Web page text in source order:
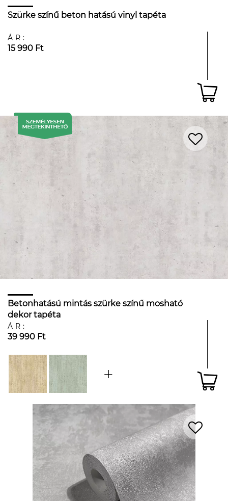
Szürke színű beton hatású vinyl tapéta
ÁR:
15 990 Ft
Betonhatású mintás szürke színű mosható
dekor tapéta
ÁR:
39 990 Ft